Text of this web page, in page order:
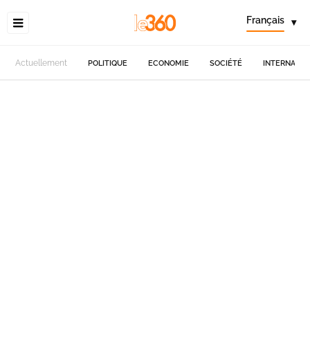
Français ▾
Actuellement POLITIQUE ECONOMIE SOCIÉTÉ